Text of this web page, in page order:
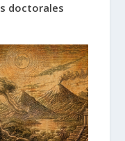
doctorales